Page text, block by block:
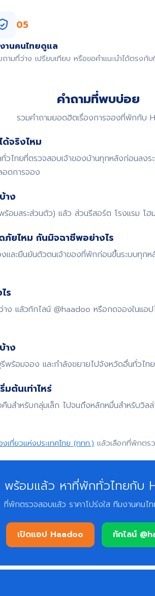
05
านคนไทยดูแล
ามที่ว่าง เปรียบเทียบ หรือขอคำแนะนำได้ตรงกับ
คำถามที่พบบ่อย
รวมคำถามยอดฮิตเรื่องการจองที่พักกับ
จริงไหม
ไทยที่ตรวจสอบเจ้าของบ้านทุกหลังก่อนลง
ดการจอง
าง
มสระส่วนตัว) แล้ว ส่วนรีสอร์ต โรงแรม โฮ
ยไหม กันมิจฉาชีพอย่างไร
ละยืนยันตัวตนเจ้าของที่พักก่อนขึ้นระบบทุกห
ร
าง แล้วทักไลน์ @haadoo หรือกดจองในแอ
าง
พร้อมจอง และกำลังขยายไปจังหวัดอื่นทั่วไ
มต้นเท่าไหร่
นสำหรับกลุ่มเล็ก ไปจนถึงหลักหมื่นสำหรับวิล
งเที่ยวแห่งประเทศไทย (ททท.) แล้วเลือกที่พักตร
พร้อมแล้ว หาที่พักทั่วไทยกับ
ที่พักตรวจสอบแล้ว ราคาโปร่งใส ทีมงานคนไ
เปิดแอป Haadoo ทักไลน์